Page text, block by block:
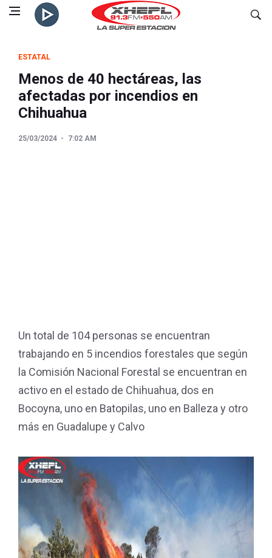
ESTATAL
Menos de 40 hectáreas, las
afectadas por incendios en
Chihuahua
25/03/2024 7:02 AM
Un total de 104 personas se encuentran
trabajando en 5 incendios forestales que según
la Comisión Nacional Forestal se encuentran en
activo en el estado de Chihuahua, dos en
Bocoyna, uno en Batopilas, uno en Balleza y otro
más en Guadalupe y Calvo